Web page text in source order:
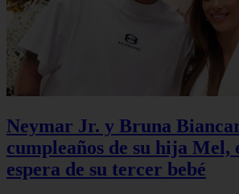
Neymar Jr. y Bruna
cumpleaños de su hija Mel,
espera de su tercer bebé